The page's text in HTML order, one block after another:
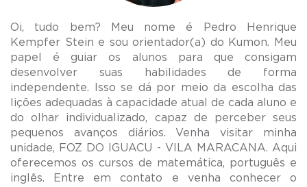
Oi, tudo bem? Meu nome é Pedro Henrique
Kempfer Stein e sou orientador(a) do Kumon. Meu
papel é guiar os alunos para que consigam
desenvolver suas habilidades de forma
independente. Isso se dá por meio da escolha das
lições adequadas à capacidade atual de cada aluno e
do olhar individualizado, capaz de perceber seus
pequenos avanços diários. Venha visitar minha
unidade, FOZ DO IGUACU - VILA MARACANA. Aqui
oferecemos os cursos de matemática, português e
inglês. Entre em contato e venha conhecer o